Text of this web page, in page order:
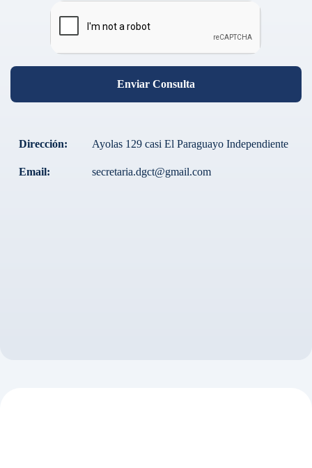
Enviar Consulta
Dirección: Ayolas 129 casi El Paraguayo Independiente
Email: secretaria.dgct@gmail.com